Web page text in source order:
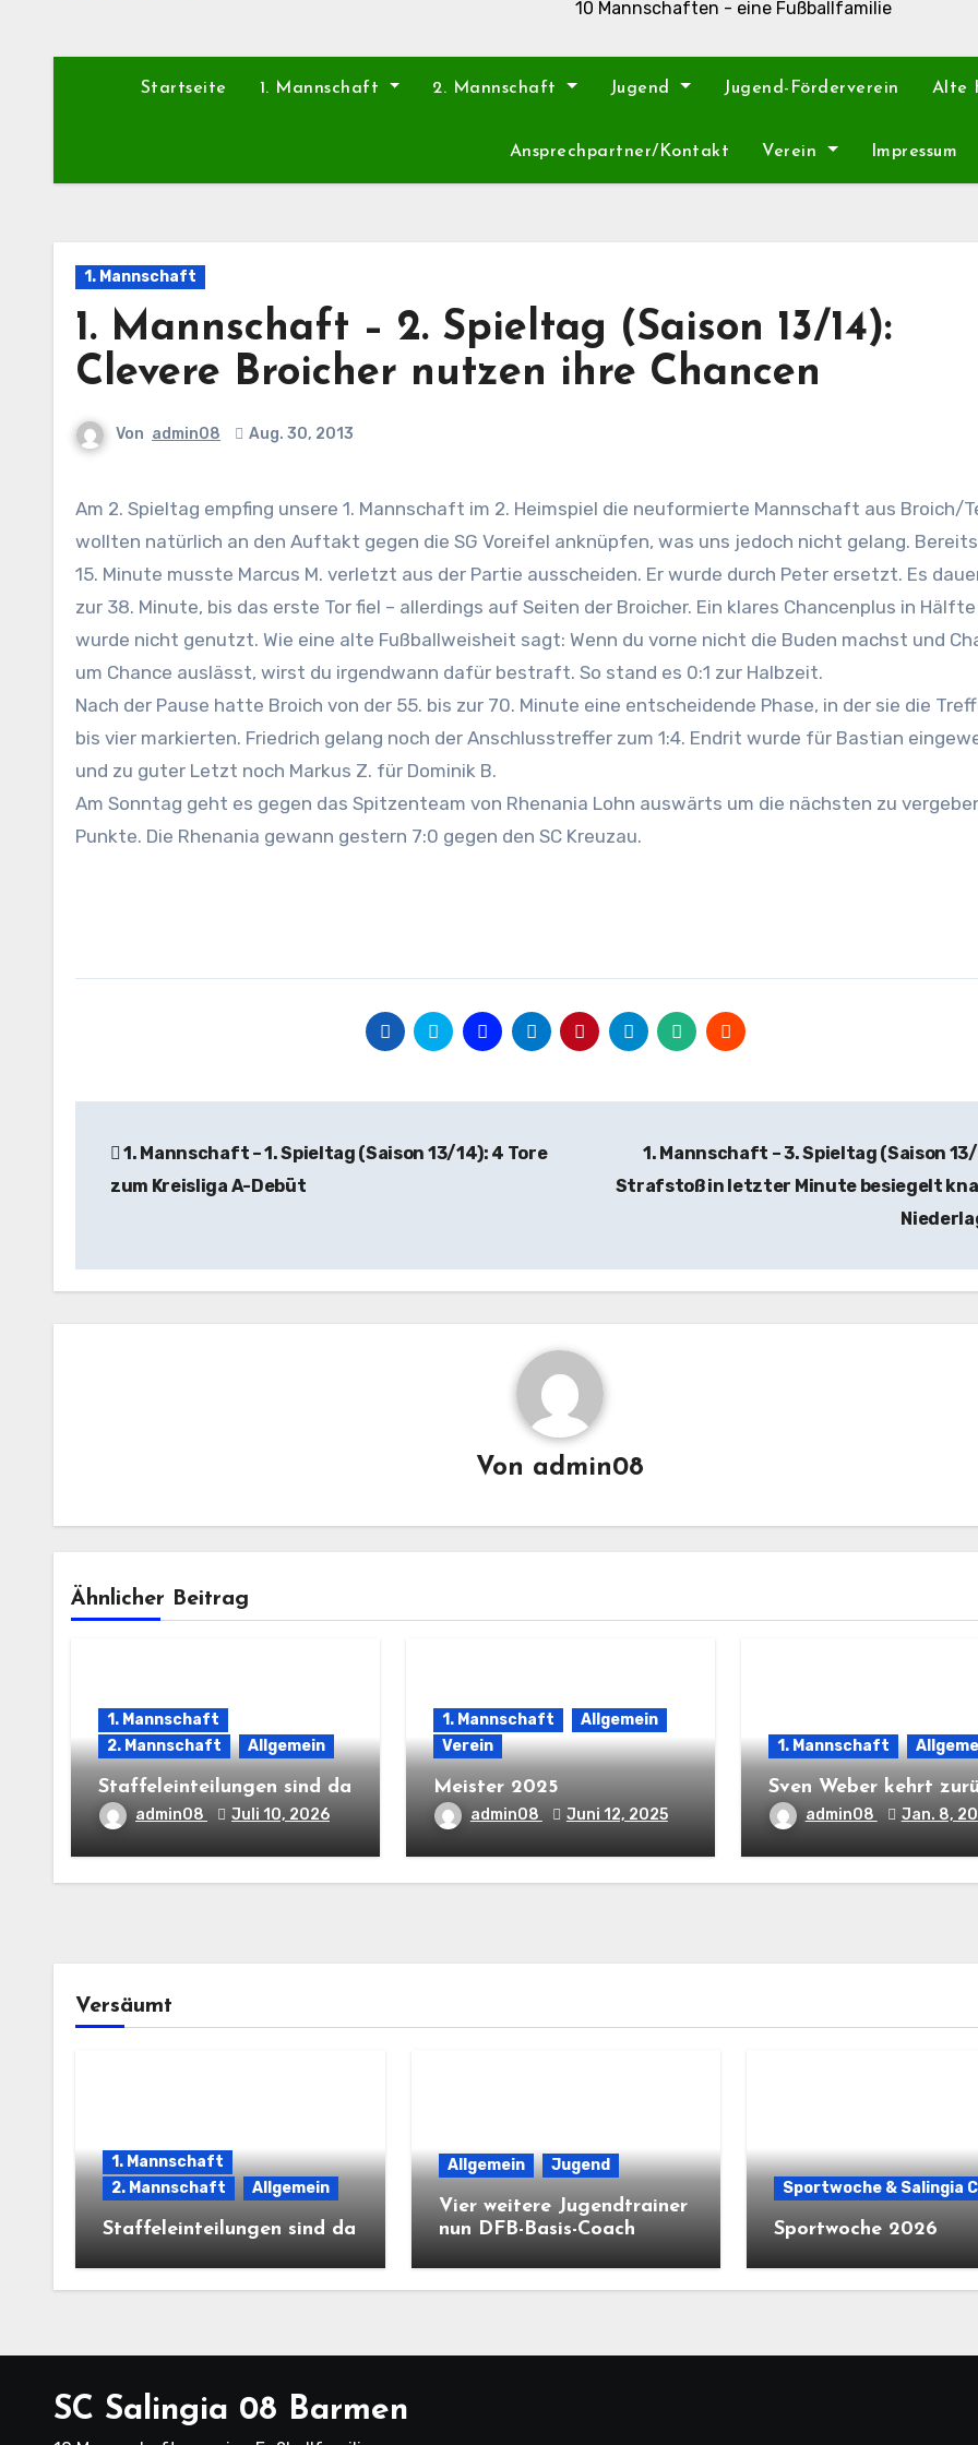
10 Mannschaften - eine Fußballfamilie
Startseite 1. Mannschaft 2. Mannschaft Jugend Jugend-Förderverein Alte
Ansprechpartner/Kontakt Verein Impressum
1. Mannschaft
1. Mannschaft – 2. Spieltag (Saison 13/14):
Clevere Broicher nutzen ihre Chancen
Von admin08 Aug. 30, 2013
Am 2. Spieltag empfing unsere 1. Mannschaft im 2. Heimspiel die neuformierte Mannschaft aus Broich/Tetz. Wir
wollten natürlich an den Auftakt gegen die SG Voreifel anknüpfen, was uns jedoch nicht gelang.
15. Minute musste Marcus M. verletzt aus der Partie ausscheiden. Er wurde durch Peter ersetzt. Es
zur 38. Minute, bis das erste Tor fiel – allerdings auf Seiten der Broicher. Ein klares Chancenplus in Hälfte
wurde nicht genutzt. Wie eine alte Fußballweisheit sagt: Wenn du vorne nicht die Buden machst und
um Chance auslässt, wirst du irgendwann dafür bestraft. So stand es 0:1 zur Halbzeit.
Nach der Pause hatte Broich von der 55. bis zur 70. Minute eine entscheidende Phase, in der sie die
bis vier markierten. Friedrich gelang noch der Anschlusstreffer zum 1:4. Endrit wurde für Bastian
und zu guter Letzt noch Markus Z. für Dominik B.
Am Sonntag geht es gegen das Spitzenteam von Rhenania Lohn auswärts um die nächsten zu
Punkte. Die Rhenania gewann gestern 7:0 gegen den SC Kreuzau.
1. Mannschaft – 1. Spieltag (Saison 13/14): 4 Tore
zum Kreisliga A-Debüt
1. Mannschaft – 3. Spieltag (Saison
Strafstoß in letzter Minute besiegelt
Von admin08
Ähnlicher Beitrag
1. Mannschaft
2. Mannschaft
Allgemein
Staffeleinteilungen sind da
admin08 Juli 10, 2026
1. Mannschaft
Allgemein
Verein
Meister 2025
admin08 Juni 12, 2025
1. Mannschaft
Sven Weber kehrt
admin08 Jan. 8,
Versäumt
1. Mannschaft
2. Mannschaft
Allgemein
Staffeleinteilungen sind da
Allgemein Jugend
Vier weitere Jugendtrainer
nun DFB-Basis-Coach
Sportwoche & Salingia
Sportwoche 2026
SC Salingia 08 Barmen